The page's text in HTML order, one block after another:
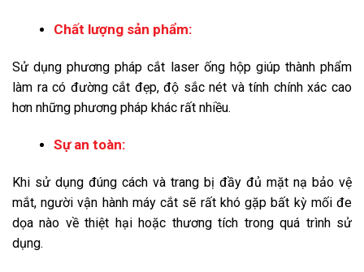
Chất lượng sản phẩm:
Sử dụng phương pháp cắt laser ống hộp giúp thành phẩm
làm ra có đường cắt đẹp, độ sắc nét và tính chính xác cao
hơn những phương pháp khác rất nhiều.
Sự an toàn:
Khi sử dụng đúng cách và trang bị đầy đủ mặt nạ bảo vệ
mắt, người vận hành máy cắt sẽ rất khó gặp bất kỳ mối đe
dọa nào về thiệt hại hoặc thương tích trong quá trình sử
dụng.